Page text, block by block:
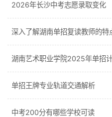
2026年长沙中考志愿录取变化
深入了解湖南单招复读教师的特
湖南艺术职业学院2025年单招
单招王牌专业轨道交通解析
中考200分有哪些学校可读